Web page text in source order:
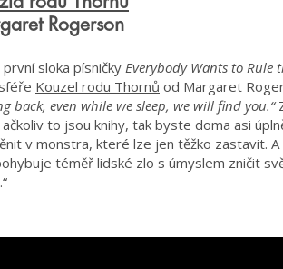
Rogerson
sloka písničky Everybody Wants to Rule
Kouzel rodu Thornů od Margaret
back, even while we sleep, we will find you.“
to jsou knihy, tak byste doma asi
v monstra, které lze jen těžko zastavit.
téměř lidské zlo s úmyslem zničit
.“